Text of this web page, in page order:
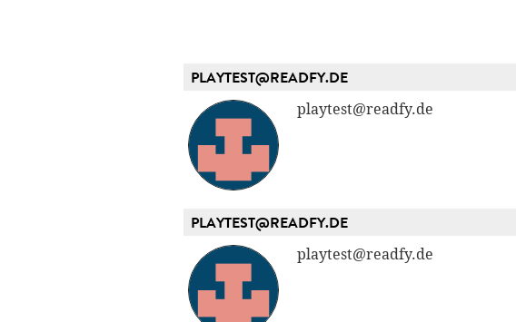
PLAYTEST@READFY.DE
playtest@readfy.de
PLAYTEST@READFY.DE
playtest@readfy.de